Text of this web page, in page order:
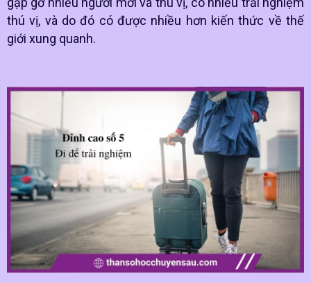
thú vị, và do đó có được nhiều hơn kiến ​​thức về thế
giới xung quanh.